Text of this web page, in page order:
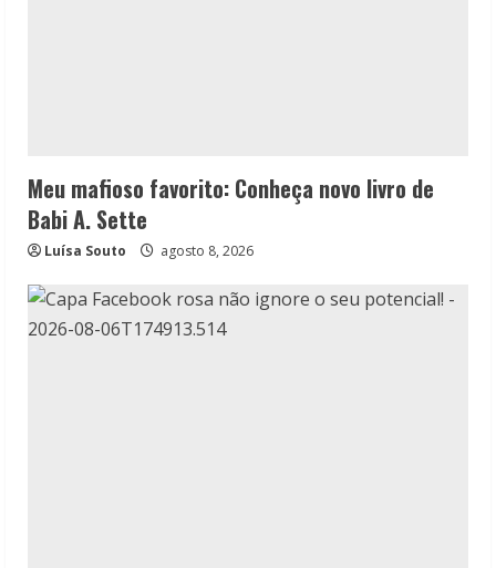
Meu mafioso favorito: Conheça novo livro de
Babi A. Sette
Luísa Souto agosto 8, 2026